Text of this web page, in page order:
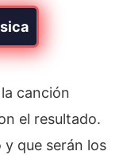
canción
el resultado.
y que serán los